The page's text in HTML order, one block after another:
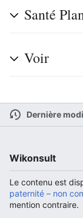
Santé
Voir
Dernière
Wikonsult
Le contenu est
paternité – non
mention contraire.